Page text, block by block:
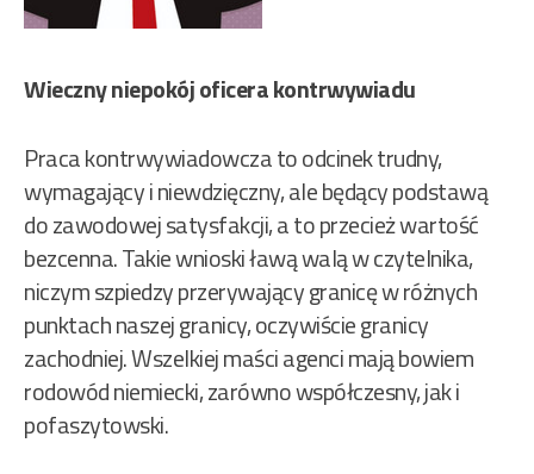
Wieczny niepokój oficera kontrwywiadu
Praca kontrwywiadowcza to odcinek trudny,
wymagający i niewdzięczny, ale będący podstawą
do zawodowej satysfakcji, a to przecież wartość
bezcenna. Takie wnioski ławą walą w czytelnika,
niczym szpiedzy przerywający granicę w różnych
punktach naszej granicy, oczywiście granicy
zachodniej. Wszelkiej maści agenci mają bowiem
rodowód niemiecki, zarówno współczesny, jak i
pofaszytowski.